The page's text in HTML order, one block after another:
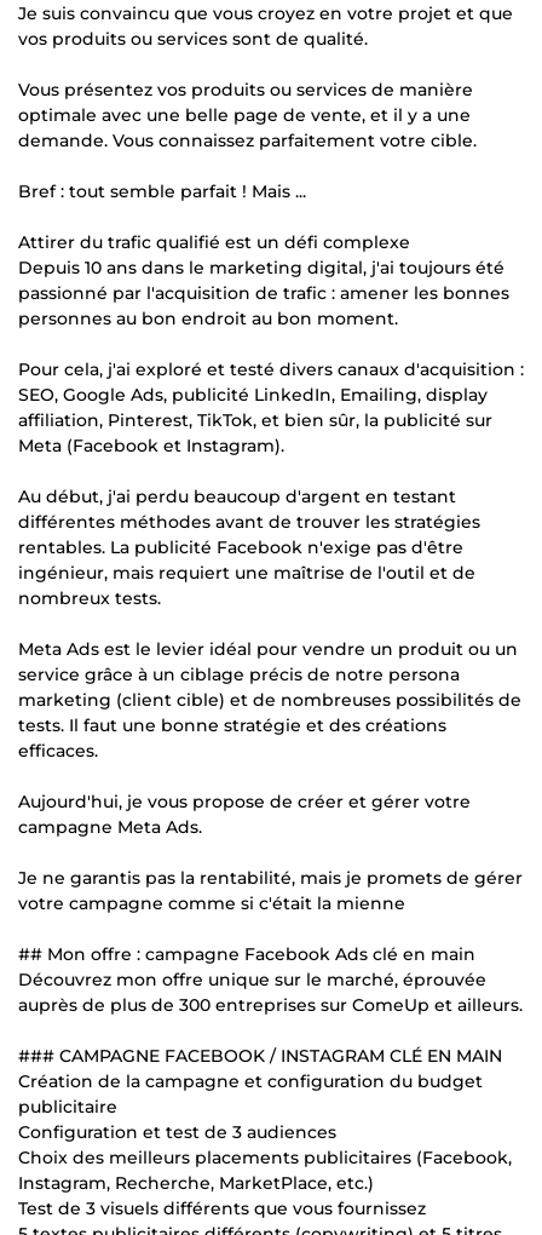
Je suis convaincu que vous croyez en votre projet et que
vos produits ou services sont de qualité.
Vous présentez vos produits ou services de manière
optimale avec une belle page de vente, et il y a une
demande. Vous connaissez parfaitement votre cible.
Bref : tout semble parfait ! Mais ...
Attirer du trafic qualifié est un défi complexe
Depuis 10 ans dans le marketing digital, j'ai toujours été
passionné par l'acquisition de trafic : amener les bonnes
personnes au bon endroit au bon moment.
Pour cela, j'ai exploré et testé divers canaux d'acquisition :
SEO, Google Ads, publicité LinkedIn, Emailing, display
affiliation, Pinterest, TikTok, et bien sûr, la publicité sur
Meta (Facebook et Instagram).
Au début, j'ai perdu beaucoup d'argent en testant
différentes méthodes avant de trouver les stratégies
rentables. La publicité Facebook n'exige pas d'être
ingénieur, mais requiert une maîtrise de l'outil et de
nombreux tests.
Meta Ads est le levier idéal pour vendre un produit ou un
service grâce à un ciblage précis de notre persona
marketing (client cible) et de nombreuses possibilités de
tests. Il faut une bonne stratégie et des créations
efficaces.
Aujourd'hui, je vous propose de créer et gérer votre
campagne Meta Ads.
Je ne garantis pas la rentabilité, mais je promets de gérer
votre campagne comme si c'était la mienne
## Mon offre : campagne Facebook Ads clé en main
Découvrez mon offre unique sur le marché, éprouvée
auprès de plus de 300 entreprises sur ComeUp et ailleurs.
### CAMPAGNE FACEBOOK / INSTAGRAM CLÉ EN MAIN
Création de la campagne et configuration du budget
publicitaire
Configuration et test de 3 audiences
Choix des meilleurs placements publicitaires (Facebook,
Instagram, Recherche, MarketPlace, etc.)
Test de 3 visuels différents que vous fournissez